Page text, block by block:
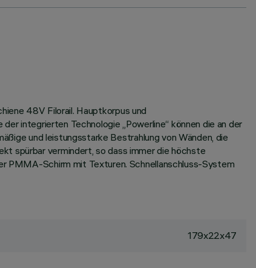
48V Filorail. Hauptkorpus und
integrierten Technologie „Powerline“ können die an der
und leistungsstarke Bestrahlung von Wänden, die
spürbar vermindert, so dass immer die höchste
PMMA-Schirm mit Texturen. Schnellanschluss-System
179x22x47